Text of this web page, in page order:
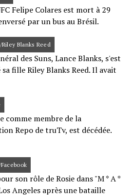
Felipe Colares est mort à 29
par un bus au Brésil.
Blanks Reed
des Suns, Lance Blanks, s'est
fille Riley Blanks Reed. Il avait
comme membre de la
Repo de truTv, est décédée.
son rôle de Rosie dans "M * A *
Angeles après une bataille